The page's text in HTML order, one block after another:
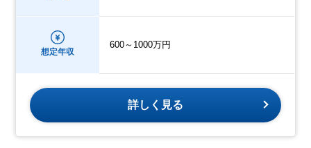
想定年収
600～1000万円
詳しく見る